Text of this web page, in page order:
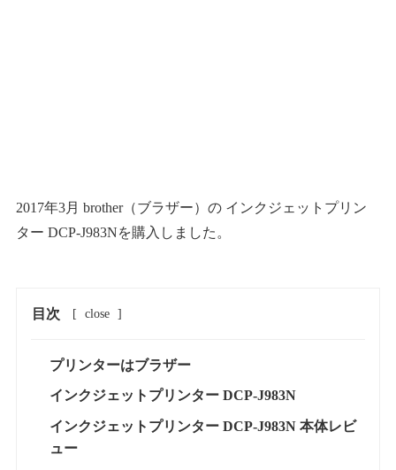
2017年3月 brother（ブラザー）の インクジェットプリン
ター DCP-J983Nを購入しました。
目次 [ close ]
プリンターはブラザー
インクジェットプリンター DCP-J983N
インクジェットプリンター DCP-J983N 本体レビ
ュー